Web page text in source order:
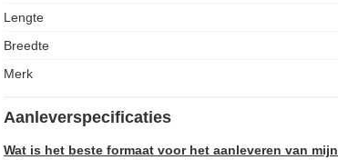
Lengte
Breedte
Merk
Aanleverspecificaties
Wat is het beste formaat voor het aanleveren van